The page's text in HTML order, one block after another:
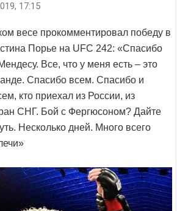
17:15
весе прокомментировал победу в
Порье на UFC 242: «Спасибо
Все, что у меня есть – это
Спасибо всем. Спасибо и
кто приехал из России, из
СНГ. Бой с Фергюсоном? Дайте
Несколько дней. Много всего